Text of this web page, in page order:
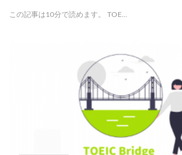
この記事は10分で読めます。 TOE...